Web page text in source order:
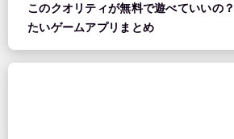
このクオリティが無料で遊べていいの
たいゲームアプリまとめ